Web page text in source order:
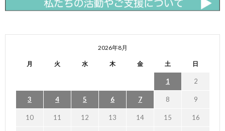
2026年8月
月 火 水 木 金 土 日
1 2
3 4 5 6 7 8 9
10 11 12 13 14 15 16